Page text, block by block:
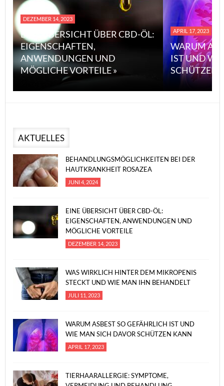
DEZEMBER 14, 2023
EINE ÜBERSICHT ÜBER CBD-ÖL:
EIGENSCHAFTEN,
ANWENDUNGEN UND
MÖGLICHE VORTEILE »
APRIL 17, 2023
WARUM
IST UND
SCHÜTZEN
AKTUELLES
BEHANDLUNGSMÖGLICHKEITEN BEI DER
HAUTKRANKHEIT ROSAZEA
JUNI 4, 2024
EINE ÜBERSICHT ÜBER CBD-ÖL:
EIGENSCHAFTEN, ANWENDUNGEN UND
MÖGLICHE VORTEILE
DEZEMBER 14, 2023
WAS WIRKLICH HINTER DEM MIKROPENIS
STECKT UND WIE MAN IHN BEHANDELT
JULI 11, 2023
WARUM ASBEST SO GEFÄHRLICH IST UND
WIE MAN SICH DAVOR SCHÜTZEN KANN
APRIL 17, 2023
TIERHAARALLERGIE: SYMPTOME,